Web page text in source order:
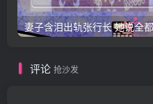
评论 抢沙发